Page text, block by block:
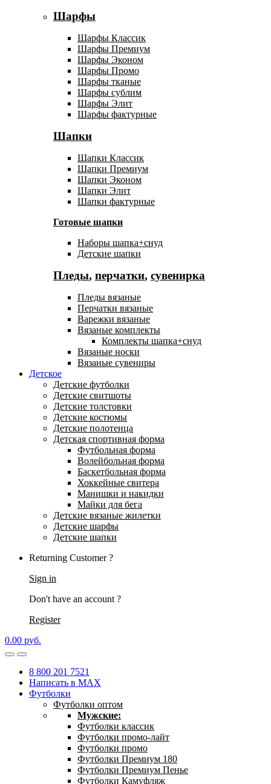
Шарфы
Шарфы Классик
Шарфы Премиум
Шарфы Эконом
Шарфы Промо
Шарфы тканые
Шарфы сублим
Шарфы Элит
Шарфы фактурные
Шапки
Шапки Классик
Шапки Премиум
Шапки Эконом
Шапки Элит
Шапки фактурные
Готовые шапки
Наборы шапка+снуд
Детские шапки
Пледы, перчатки, сувенирка
Пледы вязаные
Перчатки вязаные
Варежки вязаные
Вязаные комплекты
Комплекты шапка+снуд
Вязаные носки
Вязаные сувениры
Детское
Детские футболки
Детские свитшоты
Детские толстовки
Детские костюмы
Детские полотенца
Детская спортивная форма
Футбольная форма
Волейбольная форма
Баскетбольная форма
Хоккейные свитера
Манишки и накидки
Майки для бега
Детские вязаные жилетки
Детские шарфы
Детские шапки
Returning Customer ?
Sign in
Don't have an account ?
Register
0.00 руб.
8 800 201 7521
Написать в MAX
Футболки
Футболки оптом
Мужские:
Футболки классик
Футболки промо-лайт
Футболки промо
Футболки Премиум 180
Футболки Премиум Пенье
Футболки Камуфляж